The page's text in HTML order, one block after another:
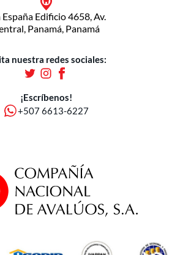
España Edificio 4658, Av.
Panamá, Panamá
nuestra redes sociales:
¡Escríbenos!
+507 6613-6227